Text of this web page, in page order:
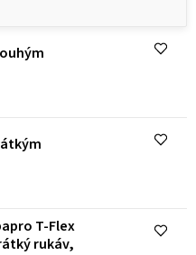
T-Flex
rukáv,